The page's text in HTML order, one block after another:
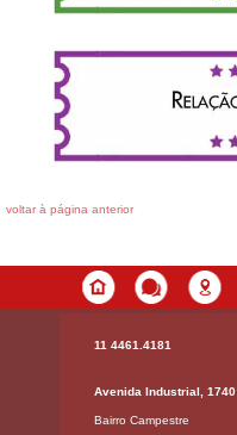
voltar à página anterior
11 4461.4181
Avenida Industrial, 1740
Bairro Campestre